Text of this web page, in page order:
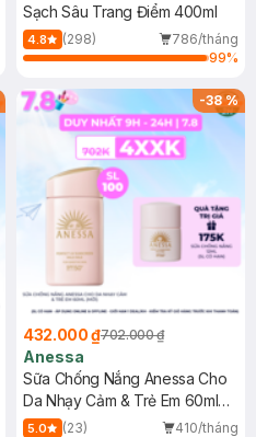
Sạch Sâu Trang Điểm 400ml
4.8 (298)
786/tháng
99%
-38%
432.000 ₫702.000 ₫
Anessa
Sữa Chống Nắng Anessa Cho
Da Nhạy Cảm & Trẻ Em 60ml
(Mới)
5.0 (23)
410/tháng